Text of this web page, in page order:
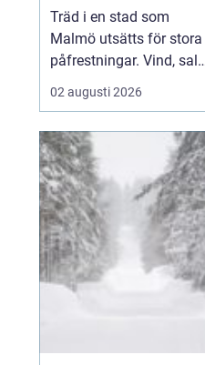
Träd i en stad som
Malmö utsätts för stora
påfrestningar. Vind, salt,
torka, markarbeten och
byggprojekt gör att
omsorg än i en
skogsmiljö.
En Arborist
Malmö arb...
02 augusti 2026